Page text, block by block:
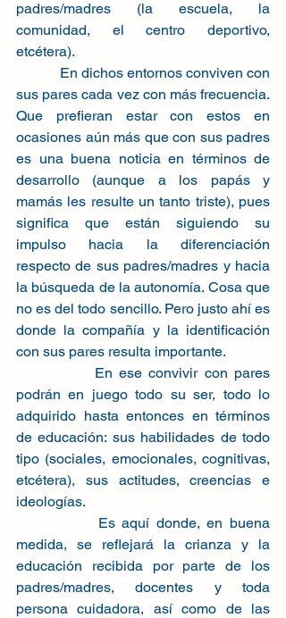
padres/madres (la escuela, la
comunidad, el centro deportivo,
etcétera).
En dichos entornos conviven con
sus pares cada vez con más frecuencia.
Que prefieran estar con estos en
ocasiones aún más que con sus padres
es una buena noticia en términos de
desarrollo (aunque a los papás y
mamás les resulte un tanto triste), pues
significa que están siguiendo su
impulso hacia la diferenciación
respecto de sus padres/madres y hacia
la búsqueda de la autonomía. Cosa que
no es del todo sencillo. Pero justo ahí es
donde la compañía y la identificación
con sus pares resulta importante.
En ese convivir con pares
podrán en juego todo su ser, todo lo
adquirido hasta entonces en términos
de educación: sus habilidades de todo
tipo (sociales, emocionales, cognitivas,
etcétera), sus actitudes, creencias e
ideologías.
Es aquí donde, en buena
medida, se reflejará la crianza y la
educación recibida por parte de los
padres/madres, docentes y toda
persona cuidadora, así como de las